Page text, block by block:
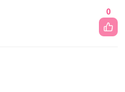
0